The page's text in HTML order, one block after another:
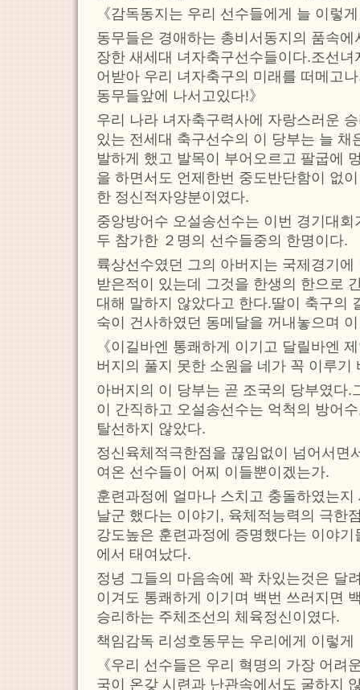
《감독동지는 우리 선수들에게 늘 이렇
동무들은 경애하는 총비서동지의 품속
장한 새세대 녀자축구선수들이다.조선
어받아 우리 녀자축구의 미래를 떠메고
동무들앞에 나서고있다!》
우리 나라 녀자축구력사에 자랑스러운
있는 전세대 축구선수의 이 당부는 늘 채
발하게 했고 발목이 부어오르고 팔굽에
을 하면서도 언제한번 중도반단함이 없
한 정신적자양분이였다.
중앙방어수 오설송선수는 이번 경기대
두 참가한 ２명의 선수들중의 한명이다.
륙상선수였던 그의 아버지는 국제경기
받은적이 있는데 그것을 한생의 한으로
대해 말하지 않았다고 한다.딸이 축구의
숙이 건사하였던 동메달을 꺼내놓으며
《이길바엔 통쾌하게 이기고 달릴바엔
버지의 풀지 못한 소원을 네가 꼭 이루기
아버지의 이 당부는 곧 조국의 당부였다.
이 간직하고 오설송선수는 억척의 방어
탈선하지 않았다.
정신육체적극한점을 끊임없이 넘어서면
여온 선수들이 어찌 이들뿐이겠는가.
훈련과정에 얼마나 스치고 충돌하였는
날군 했다는 이야기, 육체적능력의 극한
강도높은 훈련과정에 증명했다는 이야
에서 태여났다.
정녕 그들의 마음속에 꽉 차있는것은 달
이겨도 통쾌하게 이기며 백번 쓰러지면
승리하는 주체조선의 체육정신이였다.
책임감독 리성호동무는 우리에게 이렇게
《우리 선수들은 우리 혁명의 가장 어려
국이 온갖 시련과 난관속에서도 굴하지